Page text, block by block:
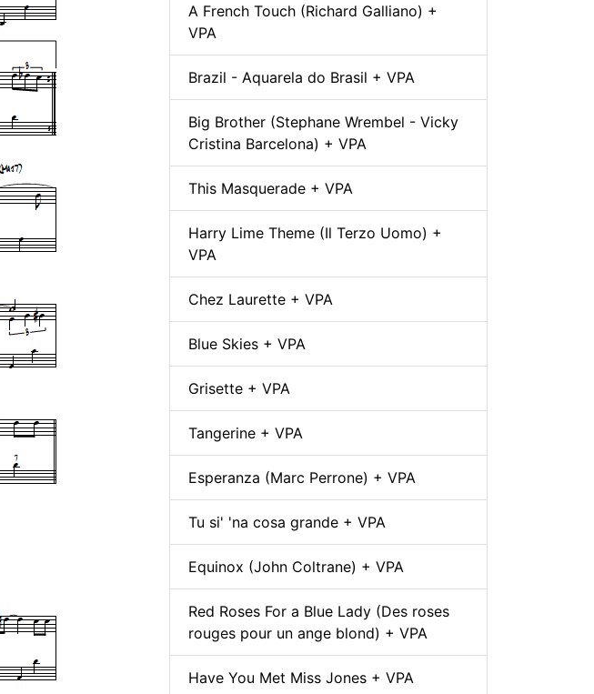
A French Touch (Richard Galliano) +
VPA
Brazil - Aquarela do Brasil + VPA
Big Brother (Stephane Wrembel - Vicky
Cristina Barcelona) + VPA
This Masquerade + VPA
Harry Lime Theme (Il Terzo Uomo) +
VPA
Chez Laurette + VPA
Blue Skies + VPA
Grisette + VPA
Tangerine + VPA
Esperanza (Marc Perrone) + VPA
Tu si' 'na cosa grande + VPA
Equinox (John Coltrane) + VPA
Red Roses For a Blue Lady (Des roses
rouges pour un ange blond) + VPA
Have You Met Miss Jones + VPA